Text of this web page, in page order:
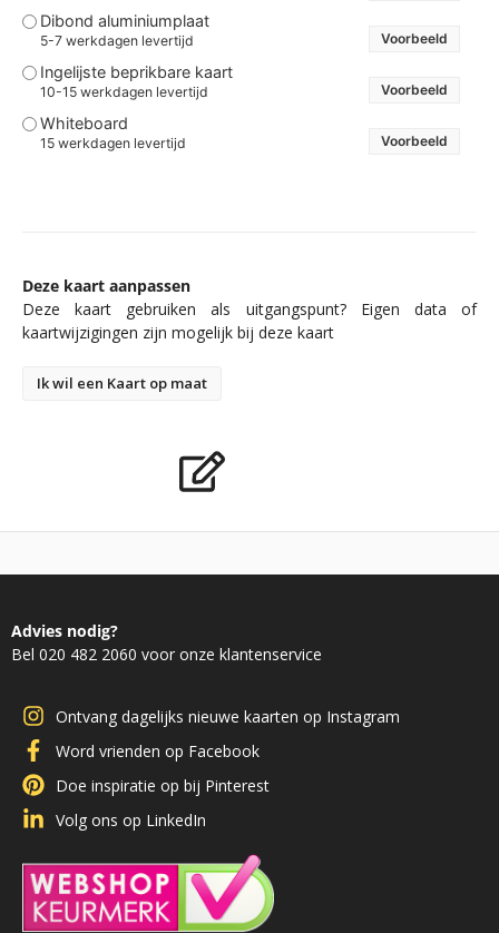
Dibond aluminiumplaat
5-7 werkdagen levertijd Voorbeeld
Ingelijste beprikbare kaart
10-15 werkdagen levertijd Voorbeeld
Whiteboard
15 werkdagen levertijd Voorbeeld
Deze kaart aanpassen
Deze kaart gebruiken als uitgangspunt? Eigen data of
kaartwijzigingen zijn mogelijk bij deze kaart
Ik wil een Kaart op maat
Advies nodig?
Bel 020 482 2060 voor onze klantenservice
Ontvang dagelijks nieuwe kaarten op Instagram
Word vrienden op Facebook
Doe inspiratie op bij Pinterest
Volg ons op LinkedIn